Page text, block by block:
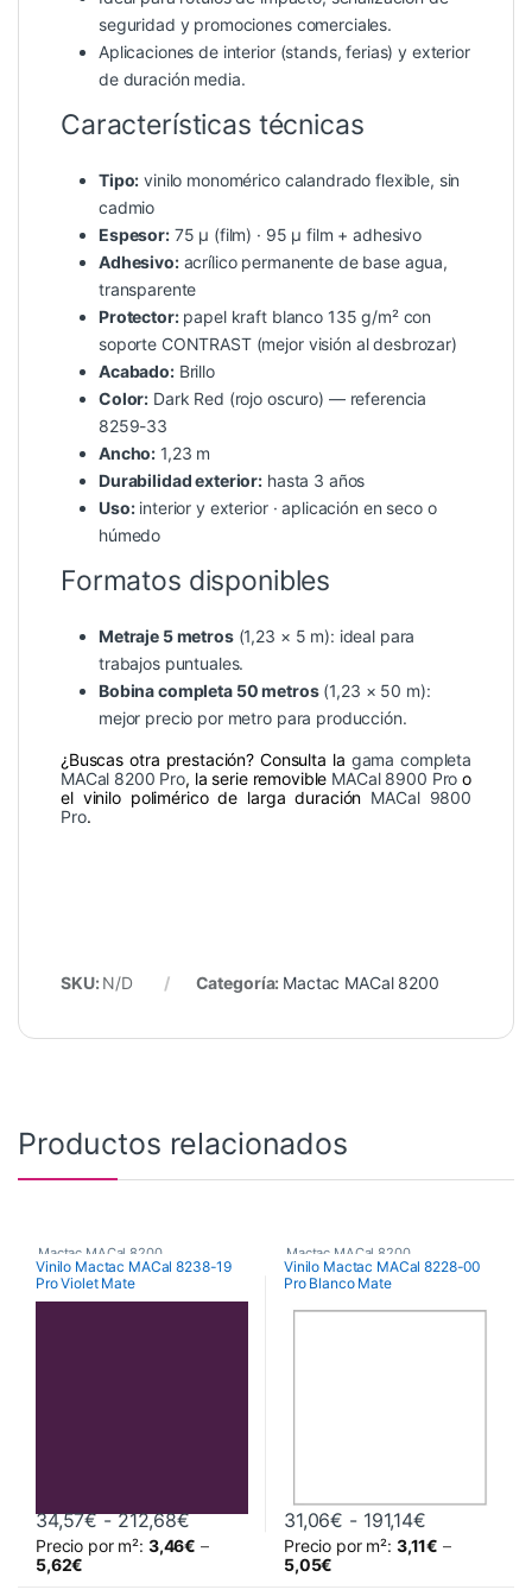
seguridad y promociones comerciales.
Aplicaciones de interior (stands, ferias) y exterior
de duración media.
Características técnicas
Tipo: vinilo monomérico calandrado flexible, sin
cadmio
Espesor:75 µ (film) · 95 µ film + adhesivo
Adhesivo:acrílico permanente de base agua,
transparente
Protector:papel kraft blanco 135 g/m² con
soporte CONTRAST (mejor visión al desbrozar)
Acabado:Brillo
Color: Dark Red (rojo oscuro) — referencia
8259-33
Ancho: 1,23 m
Durabilidad exterior: hasta 3 años
Uso:interior y exterior · aplicación en seco o
húmedo
Formatos disponibles
Metraje 5 metros(1,23 × 5 m): ideal para
trabajos puntuales.
Bobina completa 50 metros(1,23 × 50 m):
mejor precio por metro para producción.
¿Buscas otra prestación? Consulta la gama completa
MACal 8200 Pro, la serie removible MACal 8900 Pro o
el vinilo polimérico de larga duración MACal 9800
Pro.
SKU: N/D Categoría: Mactac MACal 8200
Productos relacionados
Mactac MACal 8200
Vinilo Mactac MACal 8238-19
Pro Violet Mate
34,57€ - 212,68€Rango de precios: desde 34,57€
Precio por m²: 3,46€ –
5,62€
Este producto tiene múltiples variantes. Las opciones se
Mactac MACal 8200
Vinilo Mactac MACal 8228-00
Pro Blanco Mate
31,06€ - 191,14€Rango de
Precio por m²: 3,11€ –
5,05€
Este producto tiene múltiples